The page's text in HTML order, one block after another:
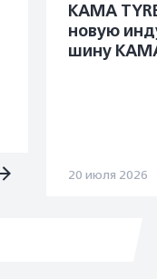
KAMA
новую
шину
20 июля 2026